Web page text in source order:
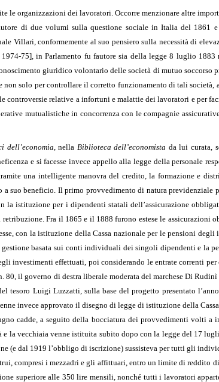
le organizzazioni dei lavoratori. Occorre menzionare altre
di due volumi sulla questione sociale in Italia del 1861 e
Villari, conformemente al suo pensiero sulla necessità di
75], in Parlamento fu fautore sia della legge 8 luglio 1883
giuridico volontario delle società di mutuo soccorso
solo per controllare il corretto funzionamento di tali società,
controversie relative a infortuni e malattie dei lavoratori e per
mutualistiche in concorrenza con le compagnie
dell’economia , nella Biblioteca dell’economista da lui curata,
e si facesse invece appello alla legge della personale
una intelligente manovra del credito, la formazione e
suo beneficio. Il primo provvedimento di natura previdenziale
istituzione per i dipendenti statali dell’assicurazione
Fra il 1865 e il 1888 furono estese le assicurazioni
con la istituzione della Cassa nazionale per le pensioni degli
basata sui conti individuali dei singoli dipendenti e la
investimenti effettuati, poi considerando le entrate correnti per
il governo di destra liberale moderata del marchese Di Rudinì
Luigi Luzzatti, sulla base del progetto presentato
invece approvato il disegno di legge di istituzione della
cadde, a seguito della bocciatura dei provvedimenti volti a
la vecchiaia venne istituita subito dopo con la legge del 17
(e dal 1919 l’obbligo di iscrizione) sussisteva per tutti gli
compresi i mezzadri e gli affittuari, entro un limite di reddito
superiore alle 350 lire mensili, nonché tutti i lavoratori